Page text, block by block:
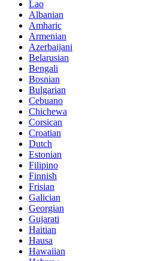
Lao
Albanian
Amharic
Armenian
Azerbaijani
Belarusian
Bengali
Bosnian
Bulgarian
Cebuano
Chichewa
Corsican
Croatian
Dutch
Estonian
Filipino
Finnish
Frisian
Galician
Georgian
Gujarati
Haitian
Hausa
Hawaiian